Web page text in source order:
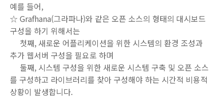
예를 들어,
☆ Grafhana(그라파나)와 같은 오픈 소스의 형태의 대시보드
구성을 하기 위해서는
첫째, 새로운 어플리케이션을 위한 시스템의 환경 조성과
추가 웹서버 구성을 필요로 하며
둘째, 시스템 구성을 위한 새로운 시스템 구축 및 오픈 소스
를 구성하고 라이브러리를 찾아 구성해야 하는 시간적 비용적
상황이 발생합니다.